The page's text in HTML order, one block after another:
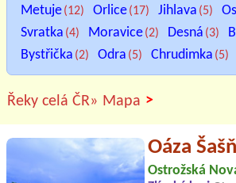
Metuje(12) Orlice(17) Jihlava (5)
Svratka (4) Moravice(2) Desná (3)
Bystřička (2) Odra (5) Chrudimka (5)
Řeky celá ČR» Mapa >
Oáza
Ostrožská